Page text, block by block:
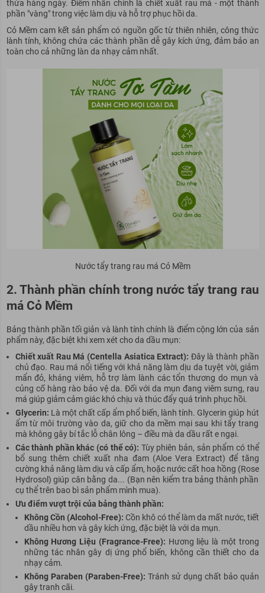
thừa hàng ngày. Điểm nhấn chính là chiết xuất rau má - một thành
phần "vàng" trong việc làm dịu và hỗ trợ phục hồi da.
Cỏ Mềm cam kết sản phẩm có nguồn gốc từ thiên nhiên, công thức
lành tính, không chứa các thành phần dễ gây kích ứng, đảm bảo an
toàn cho cả những làn da nhạy cảm nhất.
Nước tẩy trang rau má Cỏ Mềm
2. Thành phần chính trong nước tẩy trang rau
má Cỏ Mềm
Bảng thành phần tối giản và lành tính chính là điểm cộng lớn của sản
phẩm này, đặc biệt khi xem xét cho da dầu mụn:
Chiết xuất Rau Má (Centella Asiatica Extract): Đây là thành phần
chủ đạo. Rau má nổi tiếng với khả năng làm dịu da tuyệt vời, giảm
mẩn đỏ, kháng viêm, hỗ trợ làm lành các tổn thương do mụn và
củng cố hàng rào bảo vệ da. Đối với da mụn đang viêm sưng, rau
má giúp giảm cảm giác khó chịu và thúc đẩy quá trình phục hồi.
Glycerin: Là một chất cấp ẩm phổ biến, lành tính. Glycerin giúp hút
ẩm từ môi trường vào da, giữ cho da mềm mại sau khi tẩy trang
mà không gây bí tắc lỗ chân lông – điều mà da dầu rất e ngại.
Các thành phần khác (có thể có): Tùy phiên bản, sản phẩm có thể
bổ sung thêm chiết xuất nha đam (Aloe Vera Extract) để tăng
cường khả năng làm dịu và cấp ẩm, hoặc nước cất hoa hồng (Rose
Hydrosol) giúp cân bằng da... (Bạn nên kiểm tra bảng thành phần
cụ thể trên bao bì sản phẩm mình mua).
Ưu điểm vượt trội của bảng thành phần:
Không Cồn (Alcohol-Free): Cồn khô có thể làm da mất nước, tiết
dầu nhiều hơn và gây kích ứng, đặc biệt là với da mụn.
Không Hương Liệu (Fragrance-Free): Hương liệu là một trong
những tác nhân gây dị ứng phổ biến, không cần thiết cho da
nhạy cảm.
Không Paraben (Paraben-Free): Tránh sử dụng chất bảo quản
gây tranh cãi.